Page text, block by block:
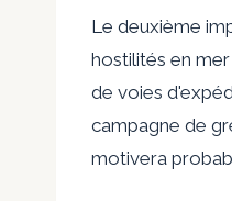
Le deuxième
hostilités en
de voies
campagne de
motivera